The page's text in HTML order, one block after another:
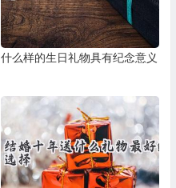
什么样的生日礼物具有纪念意义